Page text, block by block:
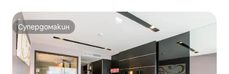
Супердомакин
Супердомакин